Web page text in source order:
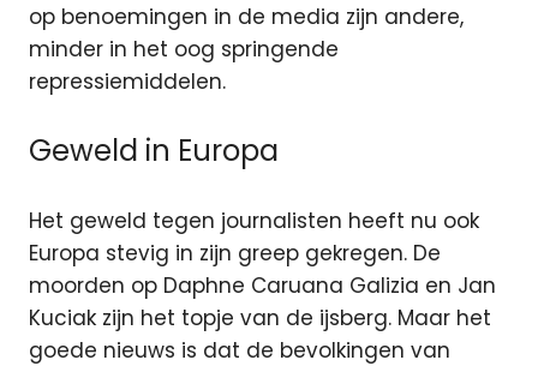
op benoemingen in de media zijn andere,
minder in het oog springende
repressiemiddelen.
Geweld in Europa
Het geweld tegen journalisten heeft nu ook
Europa stevig in zijn greep gekregen. De
moorden op Daphne Caruana Galizia en Jan
Kuciak zijn het topje van de ijsberg. Maar het
goede nieuws is dat de bevolkingen van